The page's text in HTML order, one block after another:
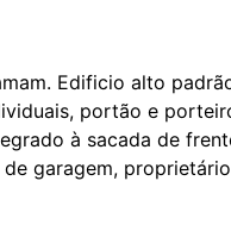
Edificio alto
portão e
à sacada de
garagem,